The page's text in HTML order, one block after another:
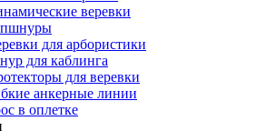
веревки
для арбористики
для каблинга
для веревки
анкерные линии
в оплетке